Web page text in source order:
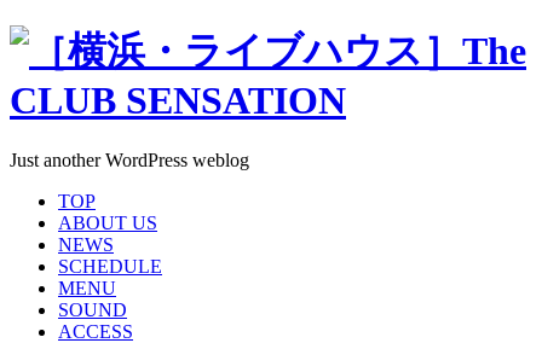
Just another WordPress weblog
TOP
ABOUT US
NEWS
SCHEDULE
MENU
SOUND
ACCESS